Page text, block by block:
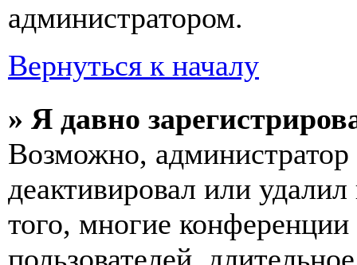
администратором.
Вернуться к началу
» Я давно
Возможно,
деактивировал или
того, многие